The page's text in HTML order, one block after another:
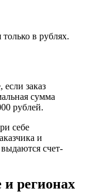
в рублях.
заказ
сумма
рублей.
себе
и
счет-
регионах